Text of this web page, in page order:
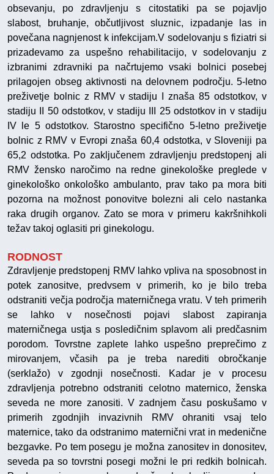
obsevanju, po zdravljenju s citostatiki pa se pojavljo
slabost, bruhanje, občutljivost sluznic, izpadanje las in
povečana nagnjenost k infekcijam.V sodelovanju s fiziatri si
prizadevamo za uspešno rehabilitacijo, v sodelovanju z
izbranimi zdravniki pa načrtujemo vsaki bolnici posebej
prilagojen obseg aktivnosti na delovnem področju. 5-letno
preživetje bolnic z RMV v stadiju I znaša 85 odstotkov, v
stadiju II 50 odstotkov, v stadiju III 25 odstotkov in v stadiju
IV le 5 odstotkov. Starostno specifično 5-letno preživetje
bolnic z RMV v Evropi znaša 60,4 odstotka, v Sloveniji pa
65,2 odstotka. Po zaključenem zdravljenju predstopenj ali
RMV žensko naročimo na redne ginekološke preglede v
ginekološko onkološko ambulanto, prav tako pa mora biti
pozorna na možnost ponovitve bolezni ali celo nastanka
raka drugih organov. Zato se mora v primeru kakršnihkoli
težav takoj oglasiti pri ginekologu.
RODNOST
Zdravljenje predstopenj RMV lahko vpliva na sposobnost in
potek zanositve, predvsem v primerih, ko je bilo treba
odstraniti večja področja materničnega vratu. V teh primerih
se lahko v nosečnosti pojavi slabost zapiranja
materničnega ustja s posledičnim splavom ali predčasnim
porodom. Tovrstne zaplete lahko uspešno preprečimo z
mirovanjem, včasih pa je treba narediti obročkanje
(serklažo) v zgodnji nosečnosti. Kadar je v procesu
zdravljenja potrebno odstraniti celotno maternico, ženska
seveda ne more zanositi. V zadnjem času poskušamo v
primerih zgodnjih invazivnih RMV ohraniti vsaj telo
maternice, tako da odstranimo maternični vrat in medenične
bezgavke. Po tem posegu je možna zanositev in donositev,
seveda pa so tovrstni posegi možni le pri redkih bolnicah.